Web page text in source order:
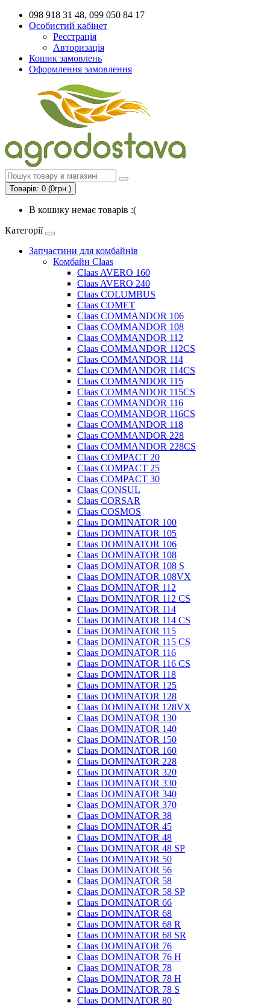
098 918 31 48, 099 050 84 17
Особистий кабінет
Реєстрація
Авторизація
Кошик замовлень
Оформлення замовлення
Товарів: 0 (0грн.)
В кошику немає товарів :(
Категорії
Запчастини для комбайнів
Комбайн Claas
Claas AVERO 160
Claas AVERO 240
Claas COLUMBUS
Claas COMET
Claas COMMANDOR 106
Claas COMMANDOR 108
Claas COMMANDOR 112
Claas COMMANDOR 112CS
Claas COMMANDOR 114
Claas COMMANDOR 114CS
Claas COMMANDOR 115
Claas COMMANDOR 115CS
Claas COMMANDOR 116
Claas COMMANDOR 116CS
Claas COMMANDOR 118
Claas COMMANDOR 228
Claas COMMANDOR 228CS
Claas COMPACT 20
Claas COMPACT 25
Claas COMPACT 30
Claas CONSUL
Claas CORSAR
Claas COSMOS
Claas DOMINATOR 100
Claas DOMINATOR 105
Claas DOMINATOR 106
Claas DOMINATOR 108
Claas DOMINATOR 108 S
Claas DOMINATOR 108VX
Claas DOMINATOR 112
Claas DOMINATOR 112 CS
Claas DOMINATOR 114
Claas DOMINATOR 114 CS
Claas DOMINATOR 115
Claas DOMINATOR 115 CS
Claas DOMINATOR 116
Claas DOMINATOR 116 CS
Claas DOMINATOR 118
Claas DOMINATOR 125
Claas DOMINATOR 128
Claas DOMINATOR 128VX
Claas DOMINATOR 130
Claas DOMINATOR 140
Claas DOMINATOR 150
Claas DOMINATOR 160
Claas DOMINATOR 228
Claas DOMINATOR 320
Claas DOMINATOR 330
Claas DOMINATOR 340
Claas DOMINATOR 370
Claas DOMINATOR 38
Claas DOMINATOR 45
Claas DOMINATOR 48
Claas DOMINATOR 48 SP
Claas DOMINATOR 50
Claas DOMINATOR 56
Claas DOMINATOR 58
Claas DOMINATOR 58 SP
Claas DOMINATOR 66
Claas DOMINATOR 68
Claas DOMINATOR 68 R
Claas DOMINATOR 68 SR
Claas DOMINATOR 76
Claas DOMINATOR 76 H
Claas DOMINATOR 78
Claas DOMINATOR 78 H
Claas DOMINATOR 78 S
Claas DOMINATOR 80